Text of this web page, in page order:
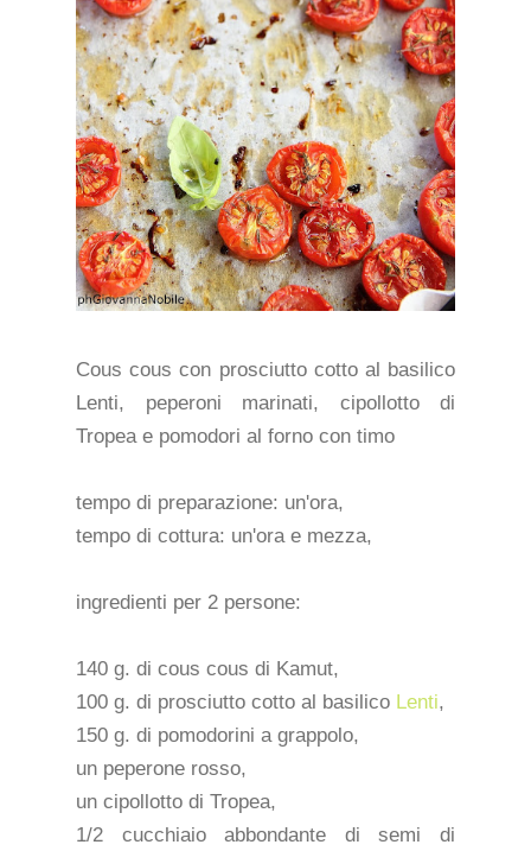
Cous cous con prosciutto cotto al basilico
Lenti, peperoni marinati, cipollotto di
Tropea e pomodori al forno con timo
tempo di preparazione: un'ora,
tempo di cottura: un'ora e mezza,
ingredienti per 2 persone:
140 g. di cous cous di Kamut,
100 g. di prosciutto cotto al basilico Lenti,
150 g. di pomodorini a grappolo,
un peperone rosso,
un cipollotto di Tropea,
1/2 cucchiaio abbondante di semi di